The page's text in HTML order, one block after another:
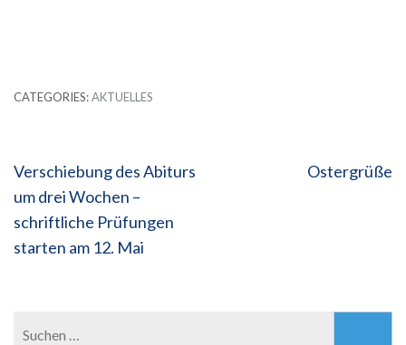
CATEGORIES:AKTUELLES
Beitragsnavigation
Verschiebung des Abiturs
um drei Wochen –
schriftliche Prüfungen
starten am 12. Mai
Ostergrüße